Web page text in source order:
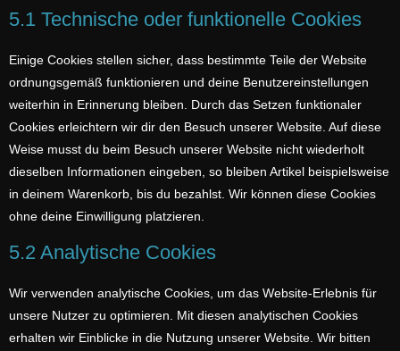
5.1 Technische oder funktionelle Cookies
Einige Cookies stellen sicher, dass bestimmte Teile der Website
ordnungsgemäß funktionieren und deine Benutzereinstellungen
weiterhin in Erinnerung bleiben. Durch das Setzen funktionaler
Cookies erleichtern wir dir den Besuch unserer Website. Auf diese
Weise musst du beim Besuch unserer Website nicht wiederholt
dieselben Informationen eingeben, so bleiben Artikel beispielsweise
in deinem Warenkorb, bis du bezahlst. Wir können diese Cookies
ohne deine Einwilligung platzieren.
5.2 Analytische Cookies
Wir verwenden analytische Cookies, um das Website-Erlebnis für
unsere Nutzer zu optimieren. Mit diesen analytischen Cookies
erhalten wir Einblicke in die Nutzung unserer Website. Wir bitten